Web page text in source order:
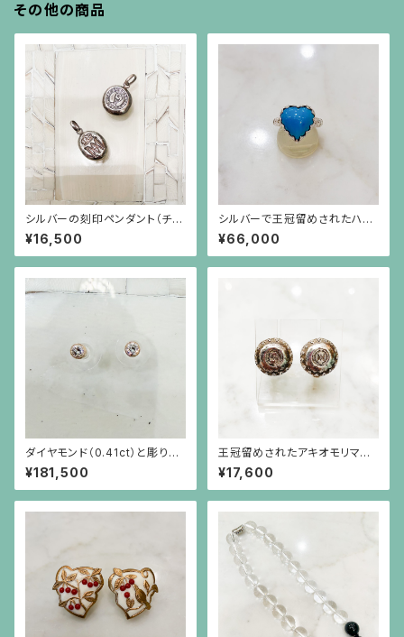
その他の商品
シルバーの刻印ペンダント（チェ
ーン別）
¥16,500
シルバーで王冠留めされたハー
トシェイプのターコイズ（11.61c
t）のリング
¥66,000
ダイヤモンド（0.41ct）と彫りを
施した18金枠のピアス
¥181,500
王冠留めされたアキオモリマー
クの刻印のイヤリング（大）
¥17,600